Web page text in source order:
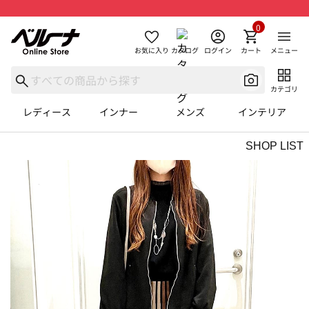
お気に入り カタログ ログイン カート
0
メニュー
カテゴリ
レディース インナー メンズ インテリア
SHOP LIST